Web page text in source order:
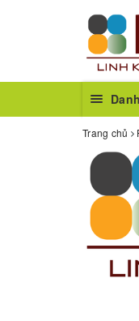
Trang chủ